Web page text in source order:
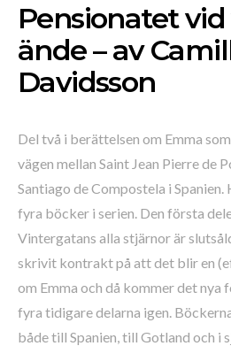
Pensionatet
ände – av
Davidsson
Del två i berättelsen om Emma
vägen mellan Saint Jean Pierre de
Santiago de Compostela i
fyra böcker i serien. Den första
Vintergatans alla stjärnor är
skrivit kontrakt på att det blir en
om Emma och då kommer det nya
fyra tidigare delarna igen.
både till Spanien, till Gotland och i